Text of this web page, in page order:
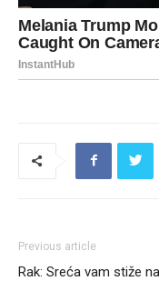
Previous article
Rak: Sreća vam stiže